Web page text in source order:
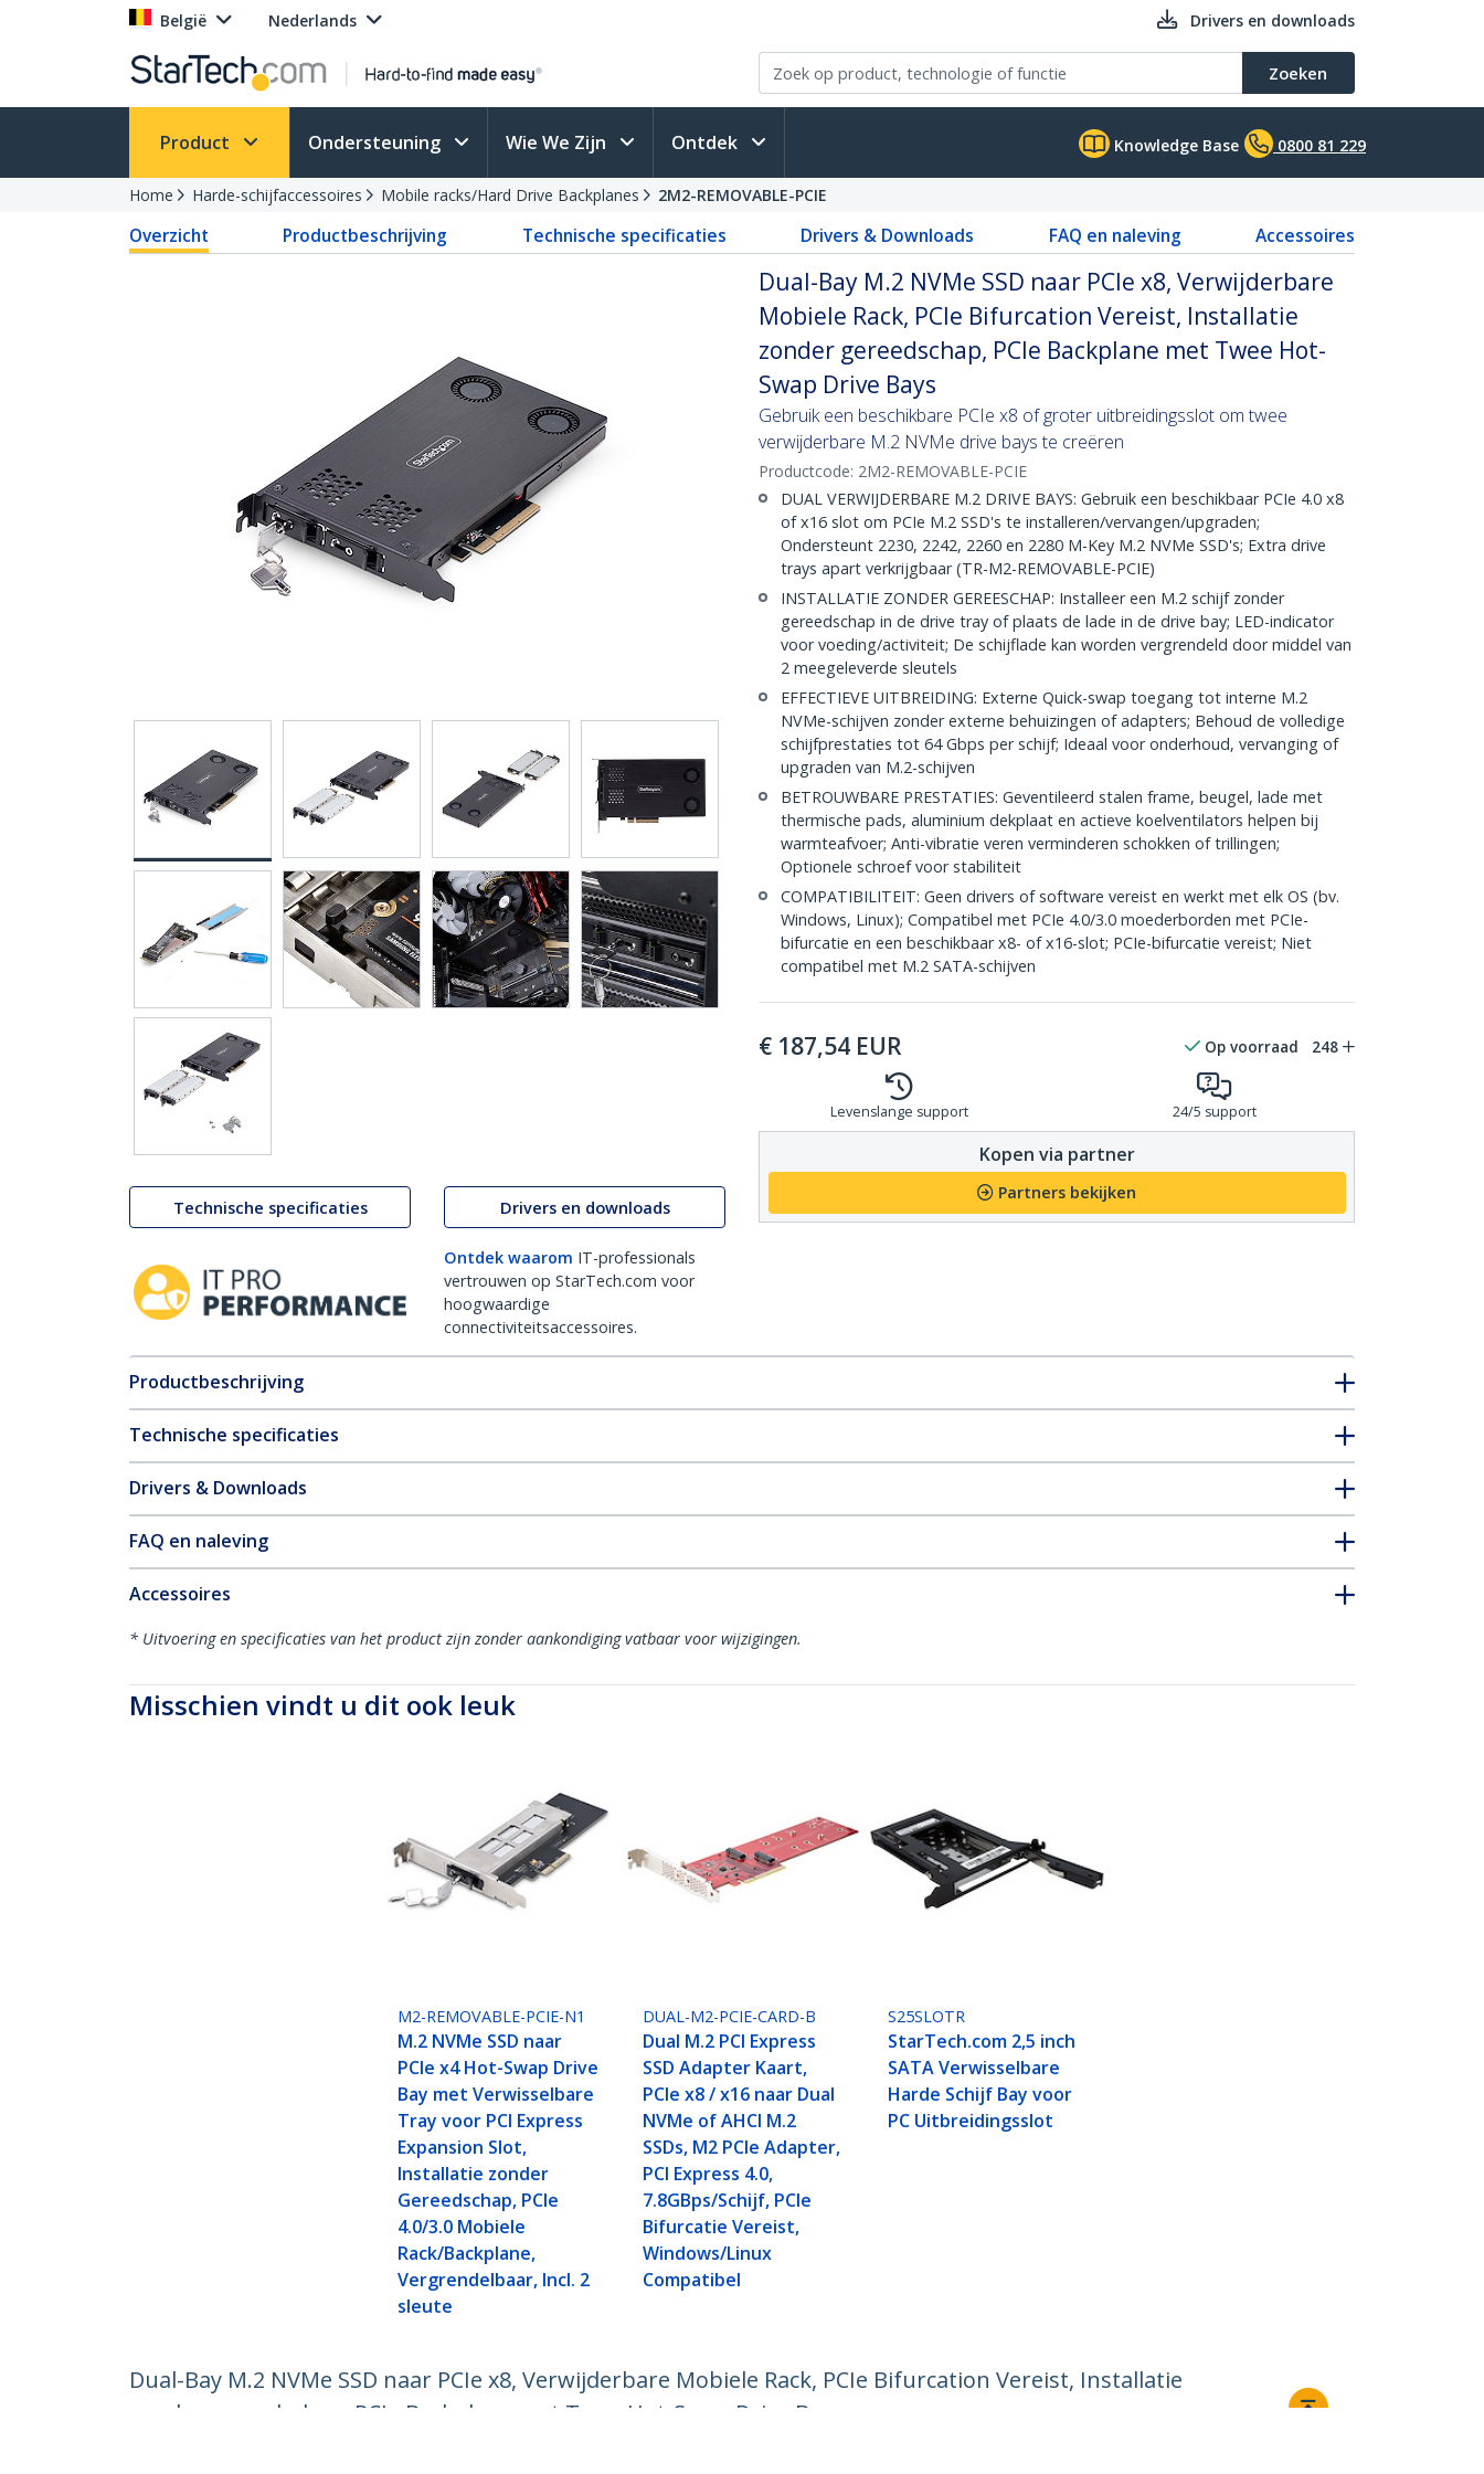
België Nederlands Drivers en downloads
Zoeken
Product Ondersteuning Wie We Zijn Ontdek Knowledge Base 0800 81 229
Home Harde-schijfaccessoires Mobile racks/Hard Drive Backplanes 2M2-REMOVABLE-PCIE
Overzicht Productbeschrijving Technische specificaties Drivers & Downloads FAQ en naleving Accessoires
Technische specificaties Drivers en downloads
Ontdek waarom IT-professionals
vertrouwen op StarTech.com voor
hoogwaardige
connectiviteitsaccessoires.
Dual-Bay M.2 NVMe SSD naar PCIe x8, Verwijderbare
Mobiele Rack, PCIe Bifurcation Vereist, Installatie
zonder gereedschap, PCIe Backplane met Twee Hot-
Swap Drive Bays
Gebruik een beschikbare PCIe x8 of groter uitbreidingsslot om twee
verwijderbare M.2 NVMe drive bays te creëren
Productcode: 2M2-REMOVABLE-PCIE
DUAL VERWIJDERBARE M.2 DRIVE BAYS: Gebruik een beschikbaar PCIe 4.0 x8
of x16 slot om PCIe M.2 SSD's te installeren/vervangen/upgraden;
Ondersteunt 2230, 2242, 2260 en 2280 M-Key M.2 NVMe SSD's; Extra drive
trays apart verkrijgbaar (TR-M2-REMOVABLE-PCIE)
INSTALLATIE ZONDER GEREESCHAP: Installeer een M.2 schijf zonder
gereedschap in de drive tray of plaats de lade in de drive bay; LED-indicator
voor voeding/activiteit; De schijflade kan worden vergrendeld door middel van
2 meegeleverde sleutels
EFFECTIEVE UITBREIDING: Externe Quick-swap toegang tot interne M.2
NVMe-schijven zonder externe behuizingen of adapters; Behoud de volledige
schijfprestaties tot 64 Gbps per schijf; Ideaal voor onderhoud, vervanging of
upgraden van M.2-schijven
BETROUWBARE PRESTATIES: Geventileerd stalen frame, beugel, lade met
thermische pads, aluminium dekplaat en actieve koelventilators helpen bij
warmteafvoer; Anti-vibratie veren verminderen schokken of trillingen;
Optionele schroef voor stabiliteit
COMPATIBILITEIT: Geen drivers of software vereist en werkt met elk OS (bv.
Windows, Linux); Compatibel met PCIe 4.0/3.0 moederborden met PCIe-
bifurcatie en een beschikbaar x8- of x16-slot; PCIe-bifurcatie vereist; Niet
compatibel met M.2 SATA-schijven
€ 187,54 EUR Op voorraad 248
Levenslange support 24/5 support
Kopen via partner
Partners bekijken
Productbeschrijving
Technische specificaties
Drivers & Downloads
FAQ en naleving
Accessoires
* Uitvoering en specificaties van het product zijn zonder aankondiging vatbaar voor wijzigingen.
Misschien vindt u dit ook leuk
M2-REMOVABLE-PCIE-N1
M.2 NVMe SSD naar
PCIe x4 Hot-Swap Drive
Bay met Verwisselbare
Tray voor PCI Express
Expansion Slot,
Installatie zonder
Gereedschap, PCIe
4.0/3.0 Mobiele
Rack/Backplane,
Vergrendelbaar, Incl. 2
sleute
DUAL-M2-PCIE-CARD-B
Dual M.2 PCI Express
SSD Adapter Kaart,
PCIe x8 / x16 naar Dual
NVMe of AHCI M.2
SSDs, M2 PCIe Adapter,
PCI Express 4.0,
7.8GBps/Schijf, PCIe
Bifurcatie Vereist,
Windows/Linux
Compatibel
S25SLOTR
StarTech.com 2,5 inch
SATA Verwisselbare
Harde Schijf Bay voor
PC Uitbreidingsslot
Dual-Bay M.2 NVMe SSD naar PCIe x8, Verwijderbare Mobiele Rack, PCIe Bifurcation Vereist, Installatie
zonder gereedschap, PCIe Backplane met Twee Hot-Swap Drive Bays